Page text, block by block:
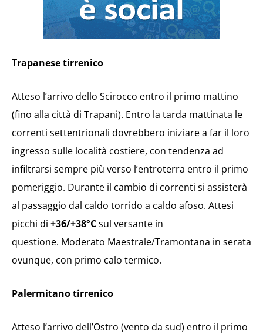
Trapanese tirrenico
Atteso l’arrivo dello Scirocco entro il primo mattino
(fino alla città di Trapani). Entro la tarda mattinata le
correnti settentrionali dovrebbero iniziare a far il loro
ingresso sulle località costiere, con tendenza ad
infiltrarsi sempre più verso l’entroterra entro il primo
pomeriggio. Durante il cambio di correnti si assisterà
al passaggio dal caldo torrido a caldo afoso. Attesi
picchi di +36/+38°Csul versante in
questione. Moderato Maestrale/Tramontana in serata
ovunque, con primo calo termico.
Palermitano tirrenico
Atteso l’arrivo dell’Ostro (vento da sud) entro il primo